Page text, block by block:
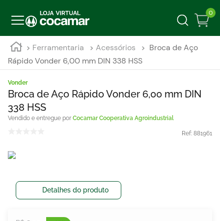
0
Ferramentaria Acessórios
Broca de Aço
Rápido Vonder 6,00 mm DIN 338 HSS
Vonder
Broca de Aço Rápido Vonder 6,00 mm DIN
338 HSS
Cocamar Cooperativa Agroindustrial
Ref: 881961
Detalhes do produto